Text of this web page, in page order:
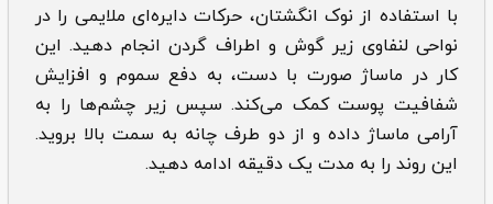
با استفاده از نوک انگشتان، حرکات دایره‌ای ملایمی را در
نواحی لنفاوی زیر گوش و اطراف گردن انجام دهید. این
کار در ‌‌‌ماساژ صورت با دست، به دفع سموم و افزایش
شفافیت پوست کمک می‌کند. سپس زیر چشم‌ها را به
آرامی ماساژ داده و از دو طرف چانه به سمت بالا بروید.
این روند را به مدت یک دقیقه ادامه دهید.